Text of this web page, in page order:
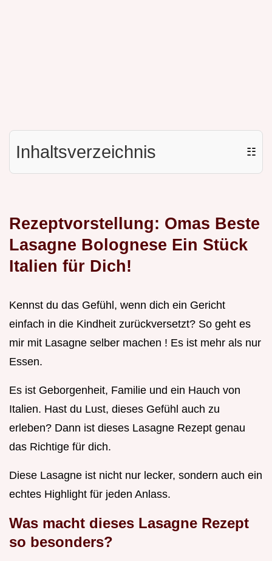
Inhaltsverzeichnis ☷
Rezeptvorstellung: Omas Beste
Lasagne Bolognese Ein Stück
Italien für Dich!
Kennst du das Gefühl, wenn dich ein Gericht
einfach in die Kindheit zurückversetzt? So geht es
mir mit Lasagne selber machen ! Es ist mehr als nur
Essen.
Es ist Geborgenheit, Familie und ein Hauch von
Italien. Hast du Lust, dieses Gefühl auch zu
erleben? Dann ist dieses Lasagne Rezept genau
das Richtige für dich.
Diese Lasagne ist nicht nur lecker, sondern auch ein
echtes Highlight für jeden Anlass.
Was macht dieses Lasagne Rezept
so besonders?